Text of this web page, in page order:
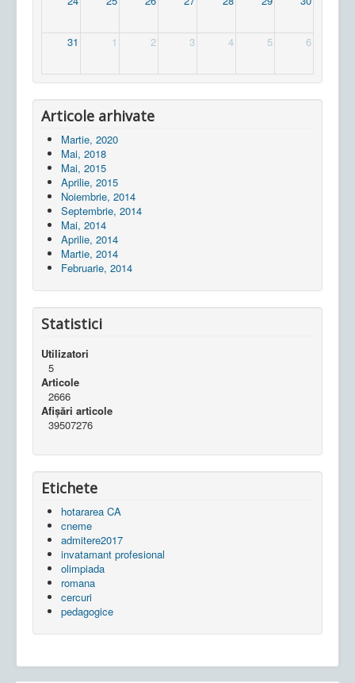
31 1 2 3 4 5 6
Articole arhivate
Martie, 2020
Mai, 2018
Mai, 2015
Aprilie, 2015
Noiembrie, 2014
Septembrie, 2014
Mai, 2014
Aprilie, 2014
Martie, 2014
Februarie, 2014
Statistici
Utilizatori
5
Articole
2666
Afișări articole
39507276
Etichete
hotararea CA
cneme
admitere2017
invatamant profesional
olimpiada
romana
cercuri
pedagogice